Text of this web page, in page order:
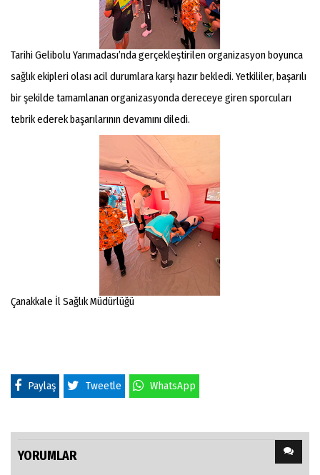
Tarihi Gelibolu Yarımadası’nda gerçekleştirilen organizasyon boyunca
sağlık ekipleri olası acil durumlara karşı hazır bekledi. Yetkililer, başarılı
bir şekilde tamamlanan organizasyonda dereceye giren sporcuları
tebrik ederek başarılarının devamını diledi.
Çanakkale İl Sağlık Müdürlüğü
Paylaş Tweetle WhatsApp
YORUMLAR